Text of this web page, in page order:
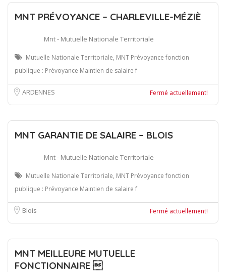
MNT PRÉVOYANCE – CHARLEVILLE-MÉZIÈ
Mnt - Mutuelle Nationale Territoriale
Mutuelle Nationale Territoriale, MNT Prévoyance fonction
publique : Prévoyance Maintien de salaire f
ARDENNES Fermé actuellement!
MNT GARANTIE DE SALAIRE – BLOIS
Mnt - Mutuelle Nationale Territoriale
Mutuelle Nationale Territoriale, MNT Prévoyance fonction
publique : Prévoyance Maintien de salaire f
Blois Fermé actuellement!
MNT MEILLEURE MUTUELLE
FONCTIONNAIRE 